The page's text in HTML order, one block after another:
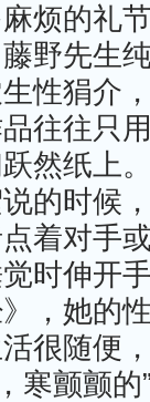
烦的礼
野先生
性狷介
往往只
然纸上
的时候
着对手
时伸开
，她的
很随便
寒颤颤